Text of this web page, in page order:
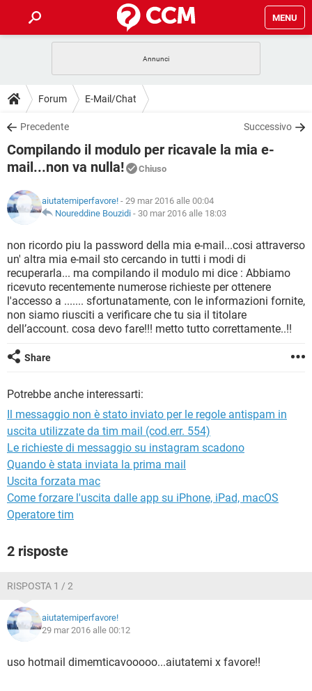
MENU
INTRATTENIMENTO
iOS
INSTAGRAM WHATSAPP
TIKTOK
HARDWARE
GUIDE
COVID-19
iOS
TIKTOK FACEBOOK
DOWNLOAD
COVID-19 GAMING
INTRATTENIMENTO
iOS WINDOWS 10
INSTAGRAM
TIKTOK FACEBOOK
HARDWARE
FORUM
INTRATTENIMENTO ANDROID
INSTAGRAM WHATSAPP
TIKTOK FACEBOOK
HARDWARE
GLOSSARIO
COVID-19
INTRATTENIMENTO ANDROID
iOS WINDOWS 10
INSTAGRAM WHATSAPP
TIKTOK FACEBOOK
Forum E-Mail/Chat
Precedente Successivo
Compilando il modulo per ricavale la mia e-
mail...non va nulla!
Chiuso
aiutatemiperfavore! - 29 mar 2016 alle 00:04
Noureddine Bouzidi - 30 mar 2016 alle 18:03
non ricordo piu la password della mia e-mail...cosi attraverso
un' altra mia e-mail sto cercando in tutti i modi di
recuperarla... ma compilando il modulo mi dice : Abbiamo
ricevuto recentemente numerose richieste per ottenere
l'accesso a ....... sfortunatamente, con le informazioni fornite,
non siamo riusciti a verificare che tu sia il titolare
dell’account. cosa devo fare!!! metto tutto correttamente..!!
Share
Potrebbe anche interessarti:
Il messaggio non è stato inviato per le regole antispam in
uscita utilizzate da tim mail (cod.err. 554)
Le richieste di messaggio su instagram scadono
Quando è stata inviata la prima mail
Uscita forzata mac
Come forzare l'uscita dalle app su iPhone, iPad, macOS
Operatore tim
2 risposte
RISPOSTA 1 / 2
aiutatemiperfavore!
29 mar 2016 alle 00:12
uso hotmail dimemticavooooo...aiutatemi x favore!!